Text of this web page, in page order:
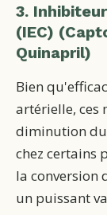
3.
(IEC)
Quinapril)
Bien
artérielle, ces
diminution du
chez certains
la conversion
un puissant